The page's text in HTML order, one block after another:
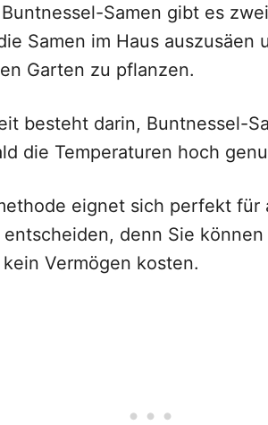
Samen gibt es
Samen im Haus auszusäen
Garten zu pflanzen.
besteht darin, Buntnessel-
die Temperaturen hoch
eignet sich perfekt
denn Sie
Vermögen kosten.